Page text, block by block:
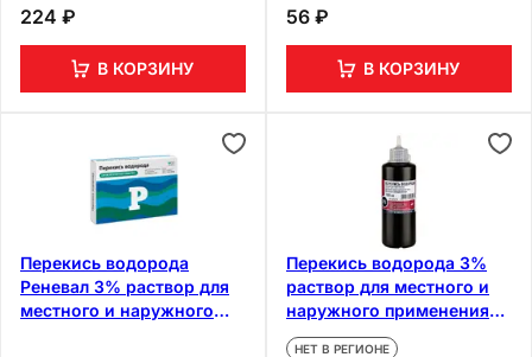
224 ₽
В КОРЗИНУ
56 ₽
В КОРЗИНУ
Перекись водорода
Реневал 3% раствор для
местного и наружного
Перекись водорода 3%
раствор для местного и
наружного применения
100 мл
НЕТ В РЕГИОНЕ